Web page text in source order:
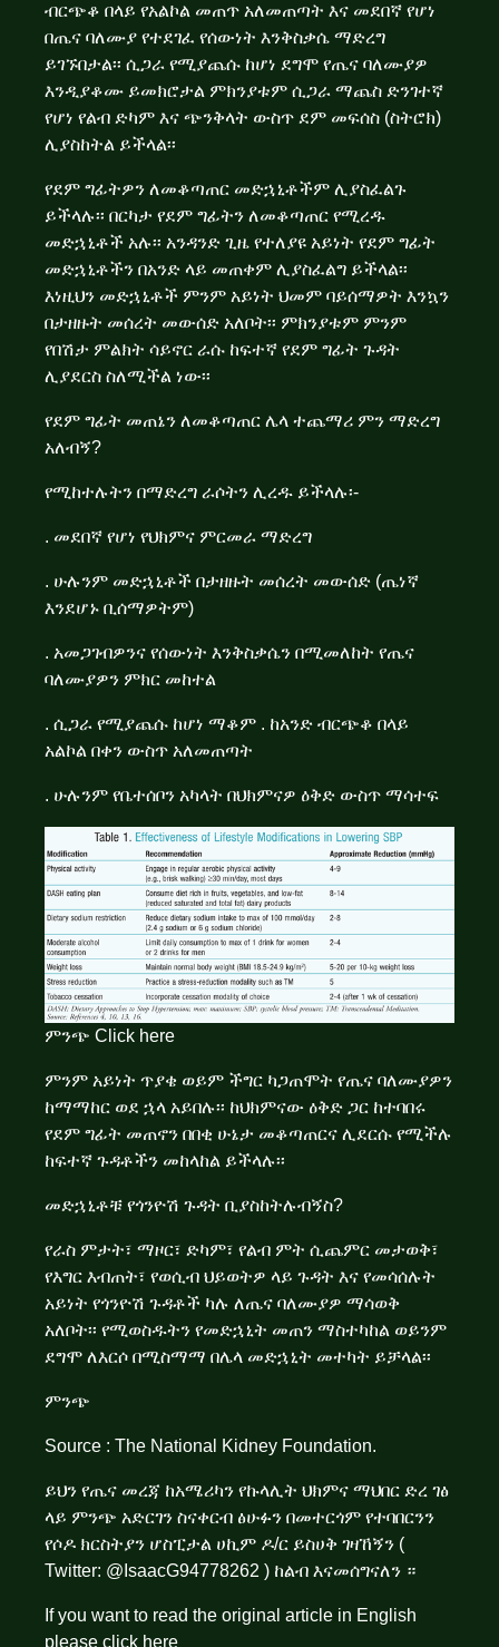
ብርጭቆ በላይ የአልኮል መጠጥ አለመጠጣት እና መደበኛ የሆነ
በጤና ባለሙያ የተደገፈ የሰውነት እንቅስቃሴ ማድረግ
ይገኙበታል፡፡ ሲጋራ የሚያጨሱ ከሆነ ደግሞ የጤና ባለሙያዎ
እንዲያቆሙ ይመክሮታል ምክንያቱም ሲጋራ ማጨስ ድንገተኛ
የሆነ የልብ ድካም እና ጭንቅላት ውስጥ ደም መፍሰስ (ስትሮክ)
ሊያስከትል ይችላል፡፡
የደም ግፊትዎን ለመቆጣጠር መድኋኒቶችም ሊያስፈልጉ
ይችላሉ፡፡ በርካታ የደም ግፊትን ለመቆጣጠር የሚረዱ
መድኋኒቶች አሉ፡፡ አንዳንድ ጊዜ የተለያዩ አይነት የደም ግፊት
መድኋኒቶችን በአንድ ላይ መጠቀም ሊያስፈልግ ይችላል፡፡
እነዚህን መድኋኒቶች ምንም አይነት ህመም ባይሰማዎት እንኳን
በታዘዙት መሰረት መውሰድ አለቦት፡፡ ምክንያቱም ምንም
የበሽታ ምልክት ሳይኖር ራሱ ከፍተኛ የደም ግፊት ጉዳት
ሊያደርስ ስለሚችል ነው፡፡
የደም ግፊት መጠኔን ለመቆጣጠር ሌላ ተጨማሪ ምን ማድረግ
አለብኝ?
የሚከተሉትን በማድረግ ራሶትን ሊረዱ ይችላሉ፡-
. መደበኛ የሆነ የህክምና ምርመራ ማድረግ
. ሁሉንም መድኋኒቶች በታዘዙት መሰረት መውሰድ (ጤነኛ
እንደሆኑ ቢሰማዎትም)
. አመጋገብዎንና የሰውነት እንቅስቃሴን በሚመለከት የጤና
ባለሙያዎን ምክር መከተል
. ሲጋራ የሚያጨሱ ከሆነ ማቆም . ከአንድ ብርጭቆ በላይ
አልኮል በቀን ውስጥ አለመጠጣት
. ሁሉንም የቤተሰቦን አካላት በህክምናዎ ዕቅድ ውስጥ ማሳተፍ
ምንጭ Click here
ምንም አይነት ጥያቄ ወይም ችግር ካጋጠሞት የጤና ባለሙያዎን
ከማማከር ወደ ኋላ አይበሉ፡፡ ከህክምናው ዕቅድ ጋር ከተባበሩ
የደም ግፊት መጠኖን በበቂ ሁኔታ መቆጣጠርና ሊደርሱ የሚችሉ
ከፍተኛ ጉዳቶችን መከላከል ይችላሉ፡፡
መድኋኒቶቹ የጎንዮሽ ጉዳት ቢያስከትሉብኝስ?
የራስ ምታት፣ ማዞር፣ ድካም፣ የልብ ምት ሲጨምር መታወቅ፣
የእግር እብጠት፣ የወሲብ ህይወትዎ ላይ ጉዳት እና የመሳሰሉት
አይነት የጎንዮሽ ጉዳቶች ካሉ ለጤና ባለሙያዎ ማሳወቅ
አለቦት፡፡ የሚወስዱትን የመድኋኒት መጠን ማስተካከል ወይንም
ደግሞ ለእርሶ በሚስማማ በሌላ መድኋኒት መተካት ይቻላል፡፡
ምንጭ
Source : The National Kidney Foundation.
ይህን የጤና መረጃ ከአሜሪካን የኩላሊት ህክምና ማህበር ድረ ገፅ
ላይ ምንጭ አድርገን ስናቀርብ ፅሁፉን በመተርጎም የተባበርንን
የሶዶ ክርስትያን ሆስፒታል ሀኪም ዶ/ር ይስሀቅ ገዛኸኝን (
Twitter: @IsaacG94778262 ) ከልብ እናመሰግናለን ።
If you want to read the original article in English
please click here